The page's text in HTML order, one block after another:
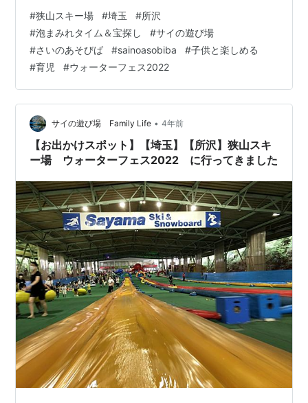
でした。予定の時間は過ぎていました。 でも大丈夫！
LINEで連絡をして嫁に並んでもらっていました。 「泡ま
みれタイム＆宝探し」は開示時間の15分前から整理券を
配布します。 大人だけでは整理券を受け取れません。必
ずお子さんと一緒に並んでください。定員は150名までで
す。 開始30…
#狭山スキー場 #埼玉 #所沢
#泡まみれタイム＆宝探し #サイの遊び場
#さいのあそびば #sainoasobiba #子供と楽しめる
#育児 #ウォーターフェス2022
サイの遊び場 Family Life • 4年前
【お出かけスポット】【埼玉】【所沢】狭山スキ
ー場 ウォーターフェス2022 に行ってきました